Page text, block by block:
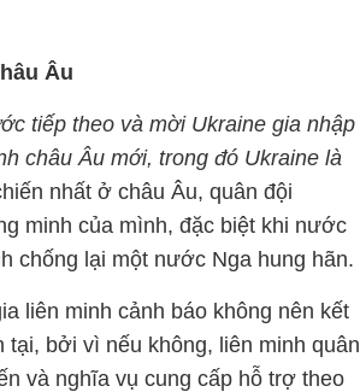
Âu
tiếp theo và mời Ukraine gia nhập
châu Âu mới, trong đó Ukraine là
nhất ở châu Âu, quân đội
minh của mình, đặc biệt khi nước
chống lại một nước Nga hung hãn.
liên minh cảnh báo không nên kết
tại, bởi vì nếu không, liên minh quân
và nghĩa vụ cung cấp hỗ trợ theo